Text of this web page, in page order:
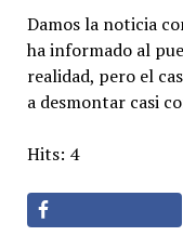
Damos la noticia
ha informado al
realidad, pero el
a desmontar casi
Hits: 4